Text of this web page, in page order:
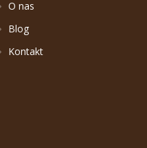
O nas
Blog
Kontakt